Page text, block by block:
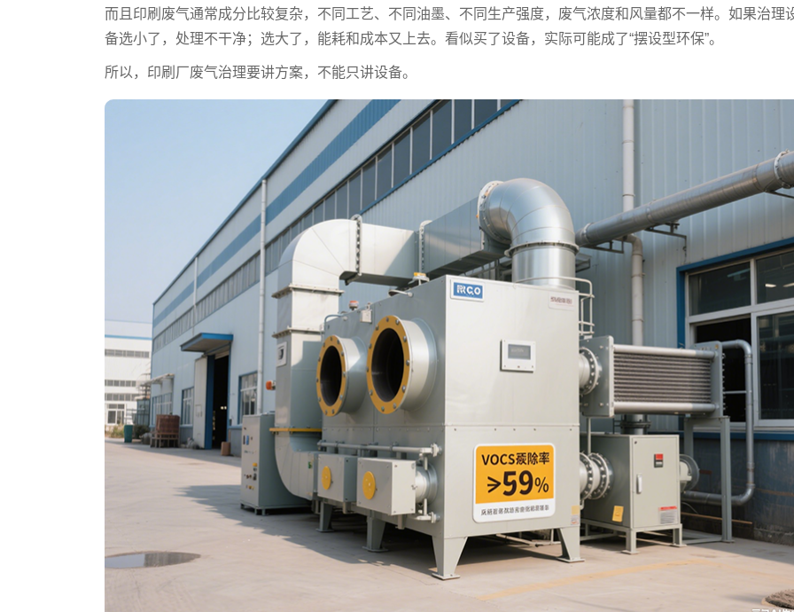
而且印刷废气通常成分比较复杂，不同工艺、不同油墨、不同生产强度，废气浓度和风量都不一样。如果治理
备选小了，处理不干净；选大了，能耗和成本又上去。看似买了设备，实际可能成了“摆设型环保”。
所以，印刷厂废气治理要讲方案，不能只讲设备。